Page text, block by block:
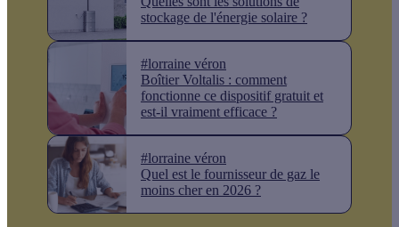
stockage de l'énergie solaire ?
#lorraine véron
Boîtier Voltalis : comment
fonctionne ce dispositif gratuit et
est-il vraiment efficace ?
#lorraine véron
Quel est le fournisseur de gaz le
moins cher en 2026 ?